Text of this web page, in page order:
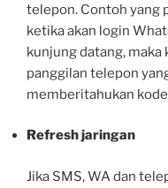
telepon. Contoh yang
ketika akan login
kunjung datang,
panggilan telepon
memberitahukan
Refresh jaringan
Jika SMS, WA dan